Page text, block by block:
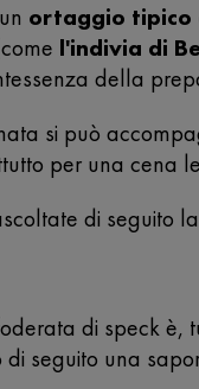
ortaggio tipico
l'indivia di
della
si può
per una cena
di seguito
di speck è,
seguito una